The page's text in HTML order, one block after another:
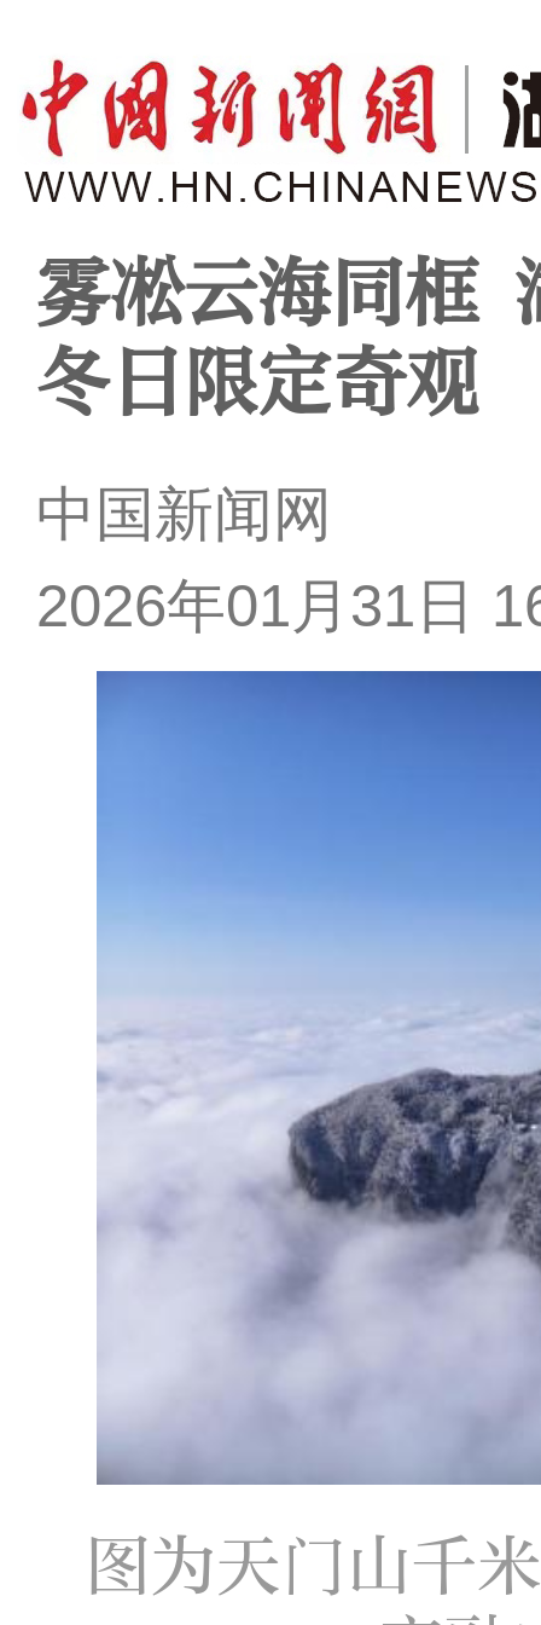
雾凇云海同框
冬日限定奇观
中国新闻网
2026年01月31日
图为天门山千